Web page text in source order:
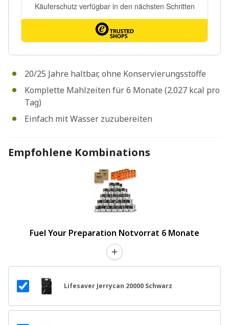
20/25 Jahre haltbar, ohne Konservierungsstoffe
Komplette Mahlzeiten für 6 Monate (2.027 kcal pro
Tag)
Einfach mit Wasser zuzubereiten
Empfohlene Kombinations
Fuel Your Preparation Notvorrat 6 Monate
Lifesaver Jerrycan 20000 Schwarz